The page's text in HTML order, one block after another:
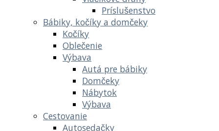
Príslušenstvo
Bábiky, kočíky a domčeky
Kočíky
Oblečenie
Výbava
Autá pre bábiky
Domčeky
Nábytok
Výbava
Cestovanie
Autosedačky